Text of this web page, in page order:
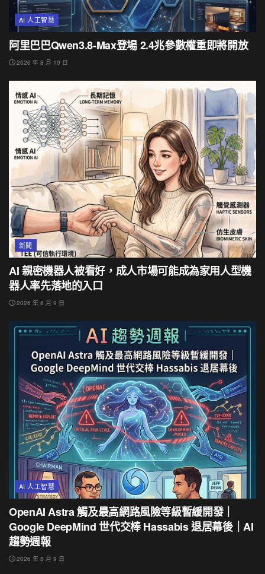
AI 人工智慧
阿里巴巴Qwen3.8-Max登場 2.4兆參數權重即將開放
2026 年 8 月 10 日
新聞
AI 親密機器人被看好，成人市場可能成為家用人型機
器人率先落地的入口
2026 年 8 月 9 日
AI 人工智慧
OpenAI Astra 觸及最高網路風險等級暫緩開發｜
Google DeepMind 世代交棒 Hassabis 退居幕後｜AI
趨勢週報
2026 年 8 月 9 日